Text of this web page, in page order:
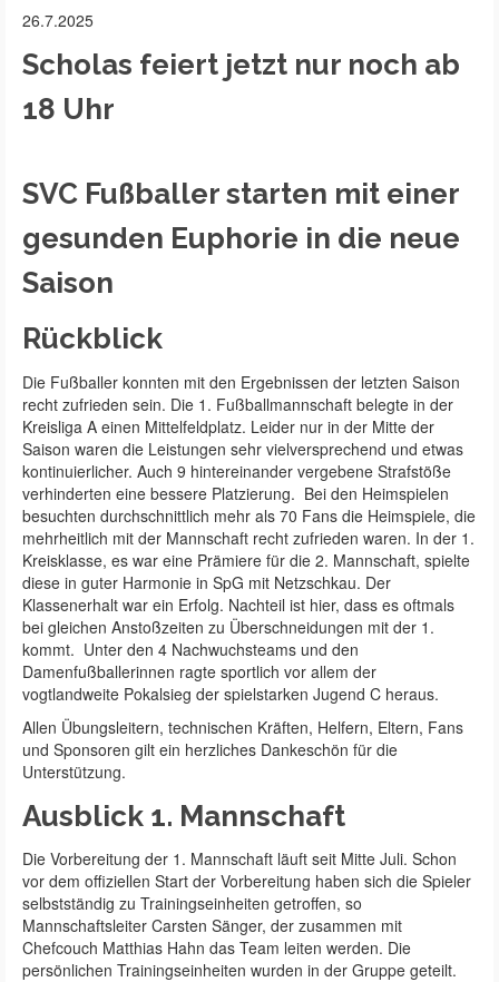
26.7.2025
Scholas feiert jetzt nur noch ab
18 Uhr
SVC Fußballer starten mit einer
gesunden Euphorie in die neue
Saison
Rückblick
Die Fußballer konnten mit den Ergebnissen der letzten Saison
recht zufrieden sein. Die 1. Fußballmannschaft belegte in der
Kreisliga A einen Mittelfeldplatz. Leider nur in der Mitte der
Saison waren die Leistungen sehr vielversprechend und etwas
kontinuierlicher. Auch 9 hintereinander vergebene Strafstöße
verhinderten eine bessere Platzierung. Bei den Heimspielen
besuchten durchschnittlich mehr als 70 Fans die Heimspiele, die
mehrheitlich mit der Mannschaft recht zufrieden waren. In der 1.
Kreisklasse, es war eine Prämiere für die 2. Mannschaft, spielte
diese in guter Harmonie in SpG mit Netzschkau. Der
Klassenerhalt war ein Erfolg. Nachteil ist hier, dass es oftmals
bei gleichen Anstoßzeiten zu Überschneidungen mit der 1.
kommt. Unter den 4 Nachwuchsteams und den
Damenfußballerinnen ragte sportlich vor allem der
vogtlandweite Pokalsieg der spielstarken Jugend C heraus.
Allen Übungsleitern, technischen Kräften, Helfern, Eltern, Fans
und Sponsoren gilt ein herzliches Dankeschön für die
Unterstützung.
Ausblick 1. Mannschaft
Die Vorbereitung der 1. Mannschaft läuft seit Mitte Juli. Schon
vor dem offiziellen Start der Vorbereitung haben sich die Spieler
selbstständig zu Trainingseinheiten getroffen, so
Mannschaftsleiter Carsten Sänger, der zusammen mit
Chefcouch Matthias Hahn das Team leiten werden. Die
persönlichen Trainingseinheiten wurden in der Gruppe geteilt.